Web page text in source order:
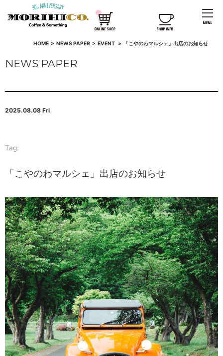
HOME> NEWS PAPER> EVENT > 「こやのわマルシェ」出店のお知らせ
NEWS PAPER
2025.08.08 Fri
Tag:
「こやのわマルシェ」出店のお知らせ